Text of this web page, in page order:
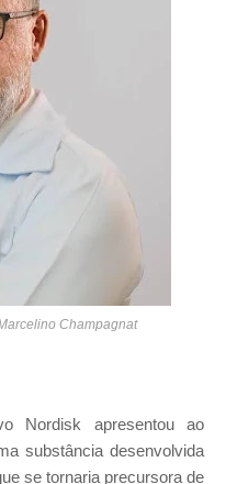
Champagnat
Nordisk apresentou ao
substância desenvolvida
se tornaria precursora de